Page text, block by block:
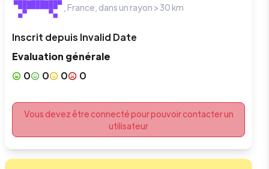
France , dans un rayon > 30 km
Inscrit depuis Invalid Date
Evaluation générale
0
0 0 0
Vous devez être connecté pour pouvoir contacter un
utilisateur